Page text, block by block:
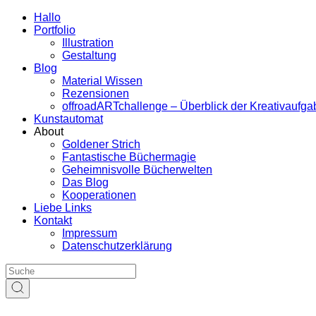
Hallo
Portfolio
Illustration
Gestaltung
Blog
Material Wissen
Rezensionen
offroadARTchallenge – Überblick der
Kunstautomat
About
Goldener Strich
Fantastische Büchermagie
Geheimnisvolle Bücherwelten
Das Blog
Kooperationen
Liebe Links
Kontakt
Impressum
Datenschutzerklärung